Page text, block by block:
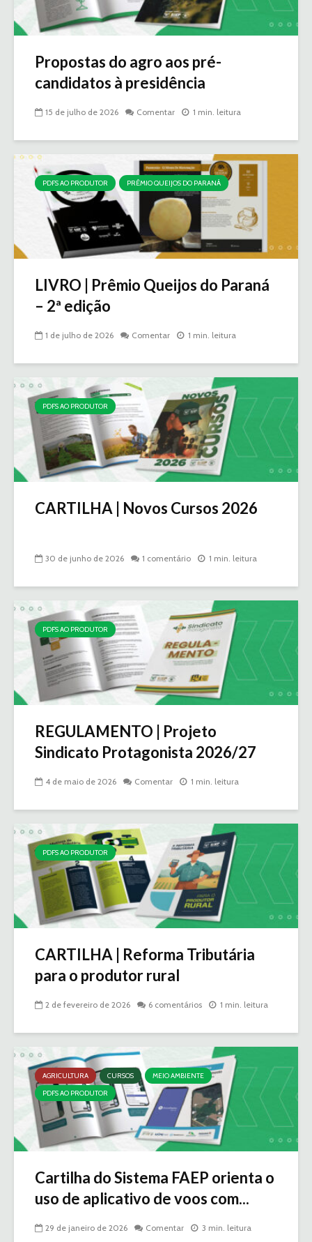
Propostas do agro aos pré-
candidatos à presidência
15 de julho de 2026 Comentar 1 min. leitura
PDFS AO PRODUTOR PRÊMIO QUEIJOS DO PARANÁ
LIVRO | Prêmio Queijos do Paraná
– 2ª edição
1 de julho de 2026 Comentar 1 min. leitura
PDFS AO PRODUTOR
CARTILHA | Novos Cursos 2026
30 de junho de 2026 1 comentário 1 min. leitura
PDFS AO PRODUTOR
REGULAMENTO | Projeto
Sindicato Protagonista 2026/27
4 de maio de 2026 Comentar 1 min. leitura
PDFS AO PRODUTOR
CARTILHA | Reforma Tributária
para o produtor rural
2 de fevereiro de 2026 6 comentários 1 min. leitura
AGRICULTURA CURSOS
MEIO AMBIENTE
PDFS AO PRODUTOR
Cartilha do Sistema FAEP orienta o
uso de aplicativo de voos com...
29 de janeiro de 2026 Comentar 3 min. leitura